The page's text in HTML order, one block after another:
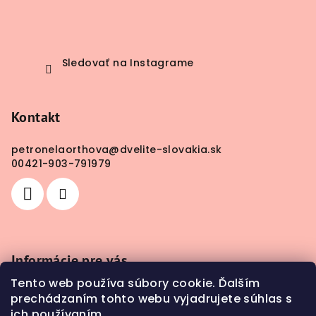
Tento web používa súbory cookie. Ďalším
prechádzaním tohto webu vyjadrujete súhlas s
Sledovať na Instagrame
Kontakt
petronelaorthova@dvelite-slovakia.sk
00421-903-791979
Informácie pre vás
Obchodné podmienky
Doprava a platba